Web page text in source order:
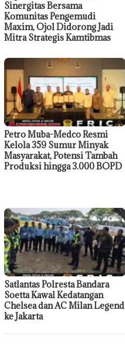
Sinergitas Bersama
Komunitas Pengemudi
Maxim, Ojol Didorong Jadi
Mitra Strategis Kamtibmas
Petro Muba-Medco Resmi
Kelola 359 Sumur Minyak
Masyarakat, Potensi Tambah
Produksi hingga 3.000 BOPD
Satlantas Polresta Bandara
Soetta Kawal Kedatangan
Chelsea dan AC Milan Legend
ke Jakarta